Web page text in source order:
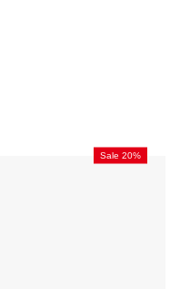
Sale 20%